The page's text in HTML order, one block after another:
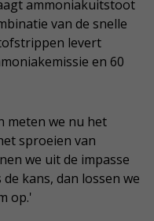
ammoniakuitstoot
van de snelle
levert
en 60
meten we nu het
sproeien van
we uit de impasse
kans, dan lossen we
op.'